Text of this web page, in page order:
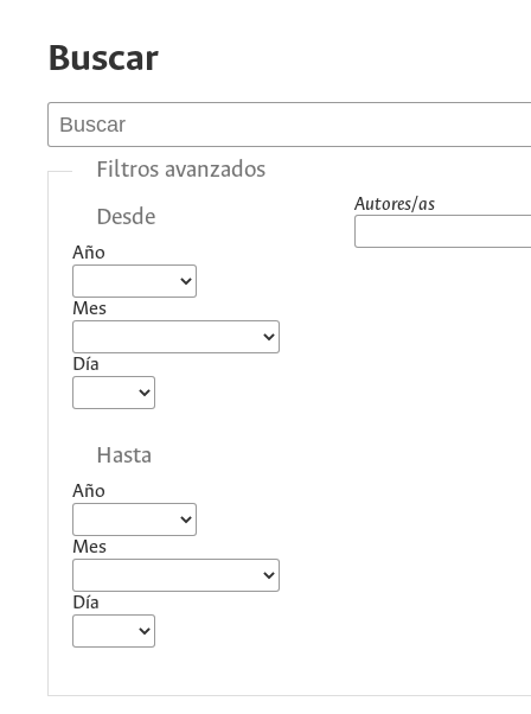
Buscar
Filtros avanzados
Desde
Año
Mes
Día
Hasta
Año
Mes
Día
Autores/as